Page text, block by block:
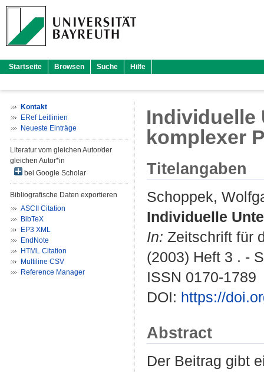
Startseite Browsen Suche Hilfe
Kontakt
ERef Leitlinien
Neueste Einträge
Literatur vom gleichen Autor/der
gleichen Autor*in
bei Google Scholar
Bibliografische Daten exportieren
ASCII Citation
BibTeX
EP3 XML
EndNote
HTML Citation
Multiline CSV
Reference Manager
Individuelle
komplexer
Titelangaben
Schoppek,
Individuelle
In: Zeitschrift für
(2003) Heft 3 . -
ISSN 0170-1789
DOI: https://
Abstract
Der Beitrag gibt